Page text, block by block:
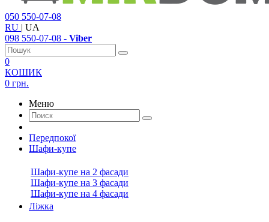
050 550-07-08
RU | UA
098 550-07-08 - Viber
0
КОШИК
0 грн.
Меню
Передпокої
Шафи-купе
Шафи-купе на 2 фасади
Шафи-купе на 3 фасади
Шафи-купе на 4 фасади
Ліжка